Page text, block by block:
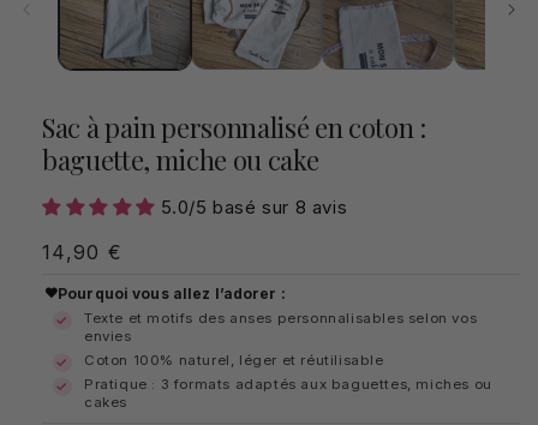
fenêtre
modale
Sac à pain personnalisé en coton :
baguette, miche ou cake
5.0/5 basé sur 8 avis
Prix
14,90 €
Pourquoi vous allez l’adorer :
Texte et motifs des anses personnalisables selon vos
envies
Coton 100% naturel, léger et réutilisable
Pratique : 3 formats adaptés aux baguettes, miches ou
cakes